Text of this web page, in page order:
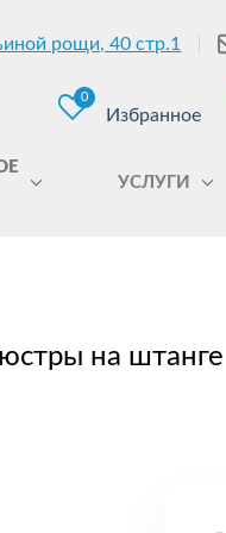
рощи, 40 стр.1
0
Избранное
УСЛУГИ
на штанге